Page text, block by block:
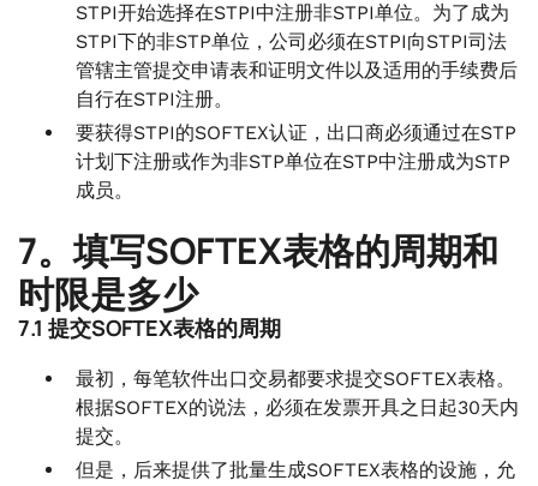
STPI开始选择在STPI中注册非STPI单位。为了成为
STPI下的非STP单位，公司必须在STPI向STPI司法
管辖主管提交申请表和证明文件以及适用的手续费后
自行在STPI注册。
要获得STPI的SOFTEX认证，出口商必须通过在STP
计划下注册或作为非STP单位在STP中注册成为STP
成员。
7。填写SOFTEX表格的周期和
时限是多少
7.1 提交SOFTEX表格的周期
最初，每笔软件出口交易都要求提交SOFTEX表格。
根据SOFTEX的说法，必须在发票开具之日起30天内
提交。
但是，后来提供了批量生成SOFTEX表格的设施，允